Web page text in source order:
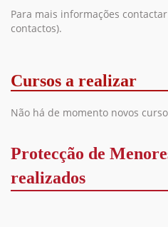
Para mais informações
contactos).
Cursos a realizar
Não há de momento novos
Protecção de
realizados